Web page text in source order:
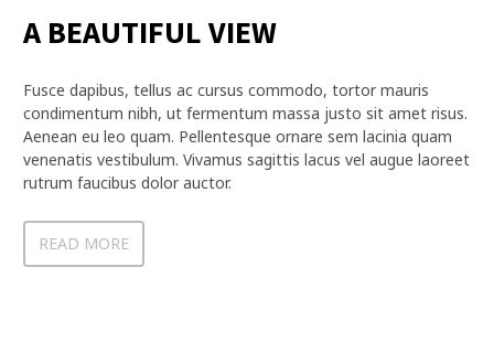
A BEAUTIFUL VIEW
Fusce dapibus, tellus ac cursus commodo, tortor mauris
condimentum nibh, ut fermentum massa justo sit amet risus.
Aenean eu leo quam. Pellentesque ornare sem lacinia quam
venenatis vestibulum. Vivamus sagittis lacus vel augue laoreet
rutrum faucibus dolor auctor.
READ MORE